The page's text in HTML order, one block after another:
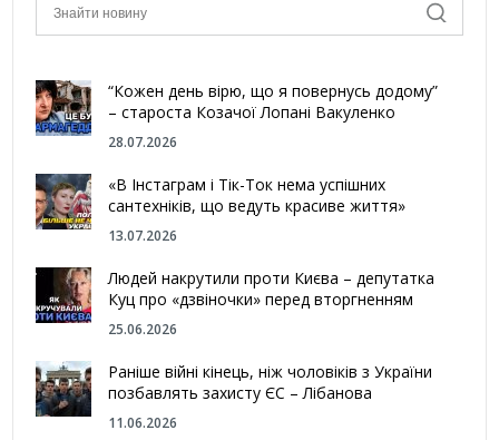
“Кожен день вірю, що я повернусь додому”
– староста Козачої Лопані Вакуленко
28.07.2026
«В Інстаграм і Тік-Ток нема успішних
сантехніків, що ведуть красиве життя»
13.07.2026
Людей накрутили проти Києва – депутатка
Куц про «дзвіночки» перед вторгненням
25.06.2026
Раніше війні кінець, ніж чоловіків з України
позбавлять захисту ЄС – Лібанова
11.06.2026